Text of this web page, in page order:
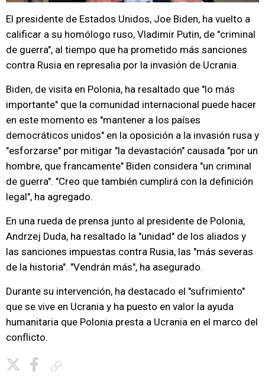
El presidente de Estados Unidos, Joe Biden, ha vuelto a
calificar a su homólogo ruso, Vladimir Putin, de "criminal
de guerra", al tiempo que ha prometido más sanciones
contra Rusia en represalia por la invasión de Ucrania.
Biden, de visita en Polonia, ha resaltado que "lo más
importante" que la comunidad internacional puede hacer
en este momento es "mantener a los países
democráticos unidos" en la oposición a la invasión rusa y
"esforzarse" por mitigar "la devastación" causada "por un
hombre, que francamente" Biden considera "un criminal
de guerra". "Creo que también cumplirá con la definición
legal", ha agregado.
En una rueda de prensa junto al presidente de Polonia,
Andrzej Duda, ha resaltado la "unidad" de los aliados y
las sanciones impuestas contra Rusia, las "más severas
de la historia". "Vendrán más", ha asegurado.
Durante su intervención, ha destacado el "sufrimiento"
que se vive en Ucrania y ha puesto en valor la ayuda
humanitaria que Polonia presta a Ucrania en el marco del
conflicto.